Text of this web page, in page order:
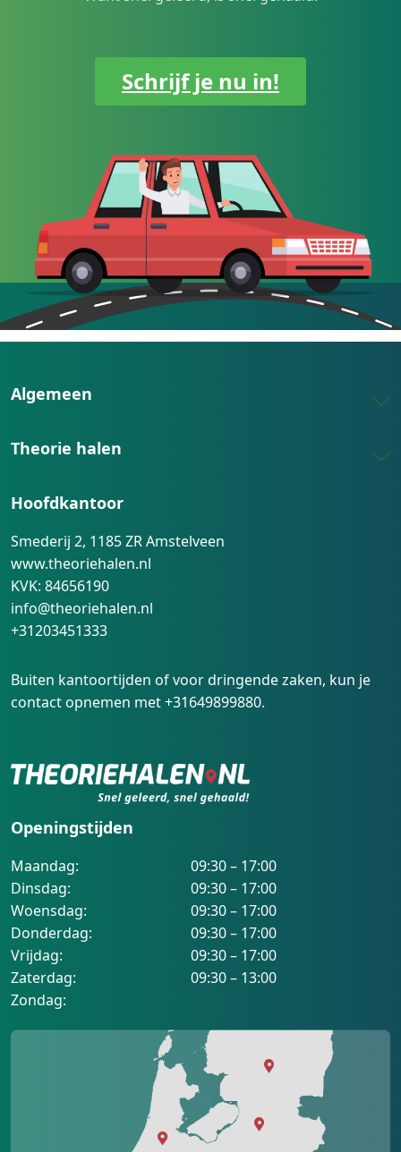
Schrijf je nu in!
Algemeen
Theorie halen
Hoofdkantoor
Smederij 2, 1185 ZR Amstelveen
www.theoriehalen.nl
KVK: 84656190
info@theoriehalen.nl
+31203451333
Buiten kantoortijden of voor dringende zaken, kun je
contact opnemen met+31649899880.
Openingstijden
Maandag:
09:30 – 17:00
Dinsdag:
09:30 – 17:00
Woensdag:
09:30 – 17:00
Donderdag:
09:30 – 17:00
Vrijdag:
09:30 – 17:00
Zaterdag:
09:30 – 13:00
Zondag: